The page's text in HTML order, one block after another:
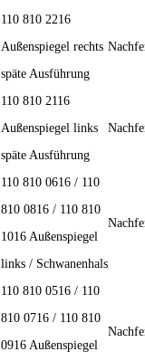
110 810 2216
Außenspiegel rechts
späte Ausführung
110 810 2116
Außenspiegel links
späte Ausführung
110 810 0616 / 110
810 0816 / 110 810
1016 Außenspiegel
links / Schwanenhals
110 810 0516 / 110
810 0716 / 110 810
0916 Außenspiegel